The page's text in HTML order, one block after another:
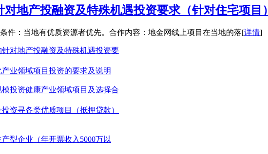
对地产投融资及特殊机遇投资要求（针对住宅项目）
件：当地有优质资源者优先。合作内容：地金网线上项目在当地的落[详情]
针对地产投融资及特殊机遇投资要
业领域项目投资的要求及说明
投资健康产业领域项目及选择合
资寻各类优质项目（抵押贷款）
型企业（年开票收入5000万以